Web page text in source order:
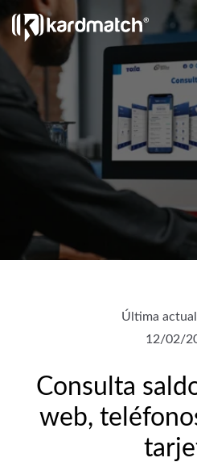
Última
12/02/
Consulta
web,